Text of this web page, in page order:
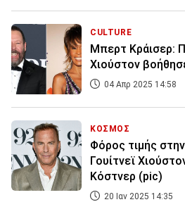
CULTURE
Μπερτ Κράισερ:
Χιούστον
04 Απρ 2025 14:58
ΚΟΣΜΟΣ
Φόρος τιμής
Γουίτνεϊ
Κόστνερ (pic)
20 Ιαν 2025 14:35